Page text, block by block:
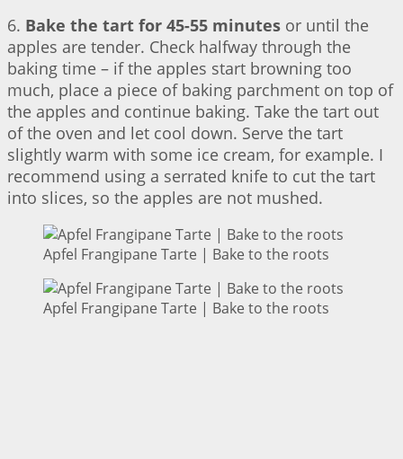
6. Bake the tart for 45-55 minutes or until the
apples are tender. Check halfway through the
baking time – if the apples start browning too
much, place a piece of baking parchment on top of
the apples and continue baking. Take the tart out
of the oven and let cool down. Serve the tart
slightly warm with some ice cream, for example. I
recommend using a serrated knife to cut the tart
into slices, so the apples are not mushed.
Apfel Frangipane Tarte | Bake to the roots
Apfel Frangipane Tarte | Bake to the roots